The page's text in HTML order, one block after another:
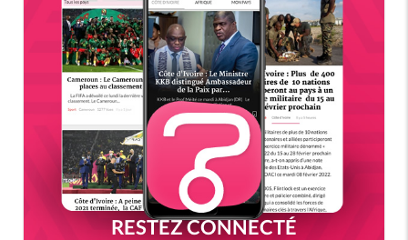
RESTEZ CONNECTÉ